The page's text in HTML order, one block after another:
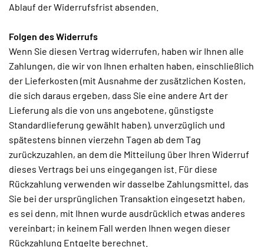
Ablauf der Widerrufsfrist absenden.
Folgen des Widerrufs
Wenn Sie diesen Vertrag widerrufen, haben wir Ihnen alle
Zahlungen, die wir von Ihnen erhalten haben, einschließlich
der Lieferkosten (mit Ausnahme der zusätzlichen Kosten,
die sich daraus ergeben, dass Sie eine andere Art der
Lieferung als die von uns angebotene, günstigste
Standardlieferung gewählt haben), unverzüglich und
spätestens binnen vierzehn Tagen ab dem Tag
zurückzuzahlen, an dem die Mitteilung über Ihren Widerruf
dieses Vertrags bei uns eingegangen ist. Für diese
Rückzahlung verwenden wir dasselbe Zahlungsmittel, das
Sie bei der ursprünglichen Transaktion eingesetzt haben,
es sei denn, mit Ihnen wurde ausdrücklich etwas anderes
vereinbart; in keinem Fall werden Ihnen wegen dieser
Rückzahlung Entgelte berechnet.